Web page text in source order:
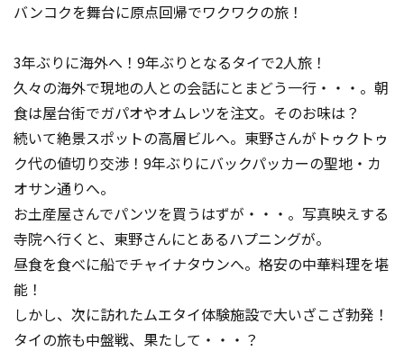
バンコクを舞台に原点回帰でワクワクの旅！
3年ぶりに海外へ！9年ぶりとなるタイで2人旅！
久々の海外で現地の人との会話にとまどう一行・・・。朝
食は屋台街でガパオやオムレツを注文。そのお味は？
続いて絶景スポットの高層ビルへ。東野さんがトゥクトゥ
ク代の値切り交渉！9年ぶりにバックパッカーの聖地・カ
オサン通りへ。
お土産屋さんでパンツを買うはずが・・・。写真映えする
寺院へ行くと、東野さんにとあるハプニングが。
昼食を食べに船でチャイナタウンへ。格安の中華料理を堪
能！
しかし、次に訪れたムエタイ体験施設で大いざこざ勃発！
タイの旅も中盤戦、果たして・・・？